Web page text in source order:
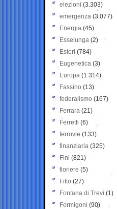
elezioni (3.303)
emergenza (3.077)
Energia (45)
Esselunga (2)
Esteri (784)
Eugenetica (3)
Europa (1.314)
Fassino (13)
federalismo (167)
Ferrara (21)
Ferretti (6)
ferrovie (133)
finanziaria (325)
Fini (821)
fioriere (5)
Fitto (27)
Fontana di Trevi (1)
Formigoni (90)